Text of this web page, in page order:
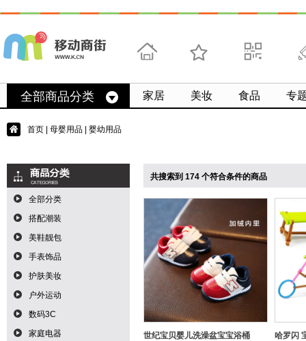
首页 收藏 求扫码 微
全部商品分类 家居 美妆 食品 专
首页 母婴用品 | 婴幼用品
全部分类
搭配潮装
美鞋靓包
手表饰品
护肤美妆
户外运动
数码3C
家庭电器
共搜索到 174 个符合条件的商品
世纪宝贝婴儿洗澡盆宝宝浴桶
哈罗闪